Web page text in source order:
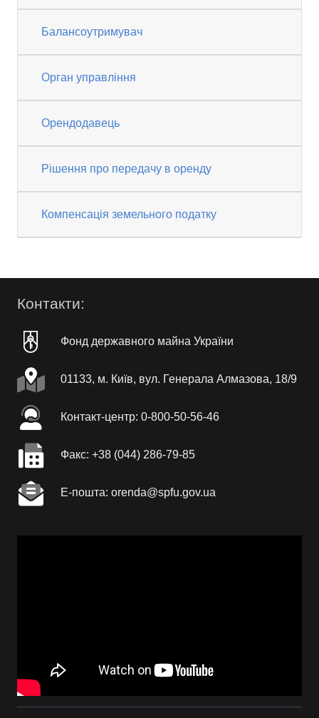
Балансоутримувач
Орган управління
Орендодавець
Рішення про передачу в оренду
Компенсація земельного податку
Контакти:
Фонд державного майна України
01133, м. Київ, вул. Генерала Алмазова, 18/9
Контакт-центр: 0-800-50-56-46
Факc: +38 (044) 286-79-85
Е-пошта: orenda@spfu.gov.ua